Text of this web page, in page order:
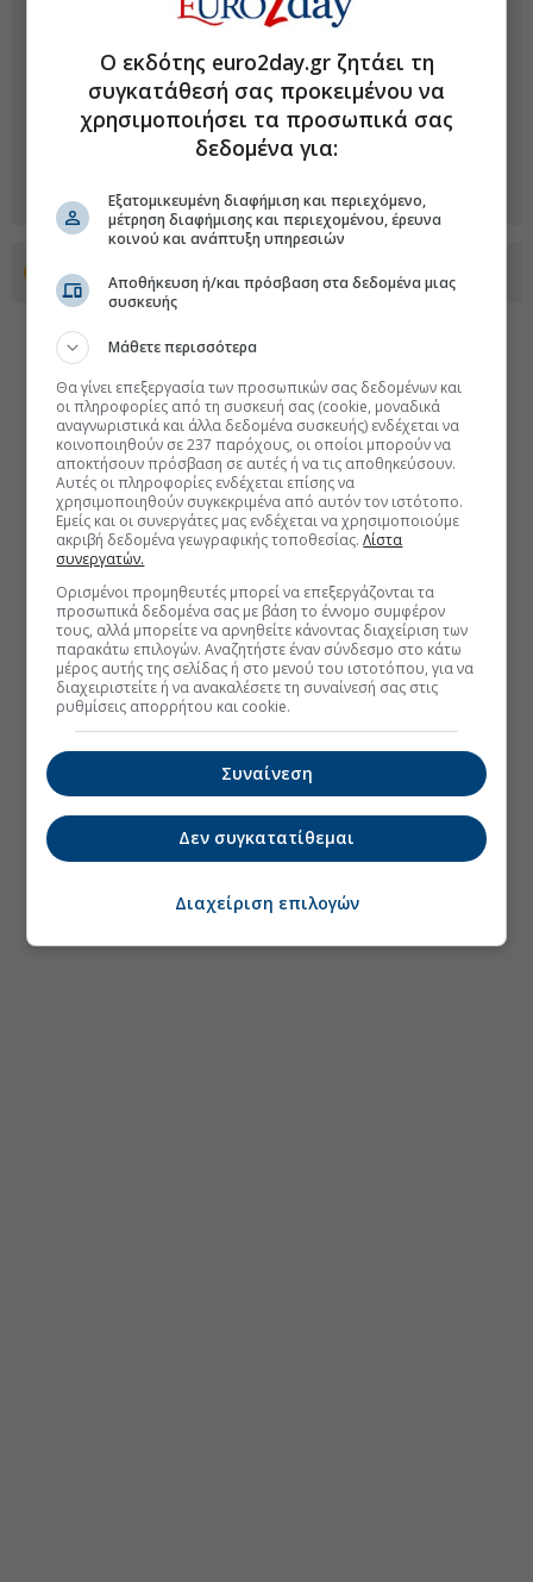
Προσθέστε το euro2day.gr στο Discover
Ο εκδότης euro2day.gr ζητάει τη
συγκατάθεσή σας προκειμένου να
χρησιμοποιήσει τα προσωπικά σας
δεδομένα για:
Εξατομικευμένη διαφήμιση και περιεχόμενο,
μέτρηση διαφήμισης και περιεχομένου, έρευνα
κοινού και ανάπτυξη υπηρεσιών
Αποθήκευση ή/και πρόσβαση στα δεδομένα μιας
συσκευής
Μάθετε περισσότερα
Θα γίνει επεξεργασία των προσωπικών σας δεδομένων και
οι πληροφορίες από τη συσκευή σας (cookie, μοναδικά
αναγνωριστικά και άλλα δεδομένα συσκευής) ενδέχεται να
κοινοποιηθούν σε 237 παρόχους, οι οποίοι μπορούν να
αποκτήσουν πρόσβαση σε αυτές ή να τις αποθηκεύσουν.
Αυτές οι πληροφορίες ενδέχεται επίσης να
χρησιμοποιηθούν συγκεκριμένα από αυτόν τον ιστότοπο.
Εμείς και οι συνεργάτες μας ενδέχεται να χρησιμοποιούμε
ακριβή δεδομένα γεωγραφικής τοποθεσίας.Λίστα
συνεργατών.
Ορισμένοι προμηθευτές μπορεί να επεξεργάζονται τα
προσωπικά δεδομένα σας με βάση το έννομο συμφέρον
τους, αλλά μπορείτε να αρνηθείτε κάνοντας διαχείριση των
παρακάτω επιλογών. Αναζητήστε έναν σύνδεσμο στο κάτω
μέρος αυτής της σελίδας ή στο μενού του ιστοτόπου, για να
διαχειριστείτε ή να ανακαλέσετε τη συναίνεσή σας στις
ρυθμίσεις απορρήτου και cookie.
Συναίνεση
Δεν συγκατατίθεμαι
Διαχείριση επιλογών